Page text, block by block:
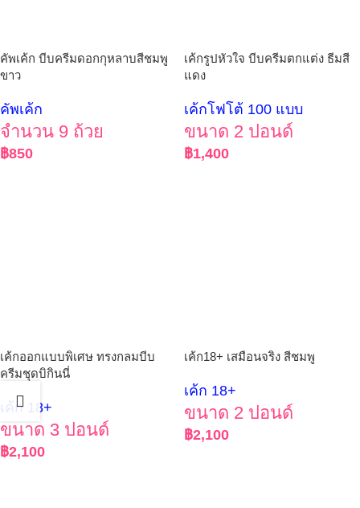
คัพเค้ก บีบครีมดอกกุหลาบสีชมพู
ขาว
คัพเค้ก
จำนวน 9 ถ้วย
฿850
เค้กรูปหัวใจ บีบครีมตกแต่ง ธีมสี
แดง
เค้กโฟโต้ 100 แบบ
ขนาด 2 ปอนด์
฿1,400
เค้กออกแบบพิเศษ ทรงกลมบีบ
ครีมชุดบิกินนี่
เค้ก 18+
ขนาด 3 ปอนด์
฿2,100
เค้ก18+ เสมือนจริง สีชมพู
เค้ก 18+
ขนาด 2 ปอนด์
฿2,100